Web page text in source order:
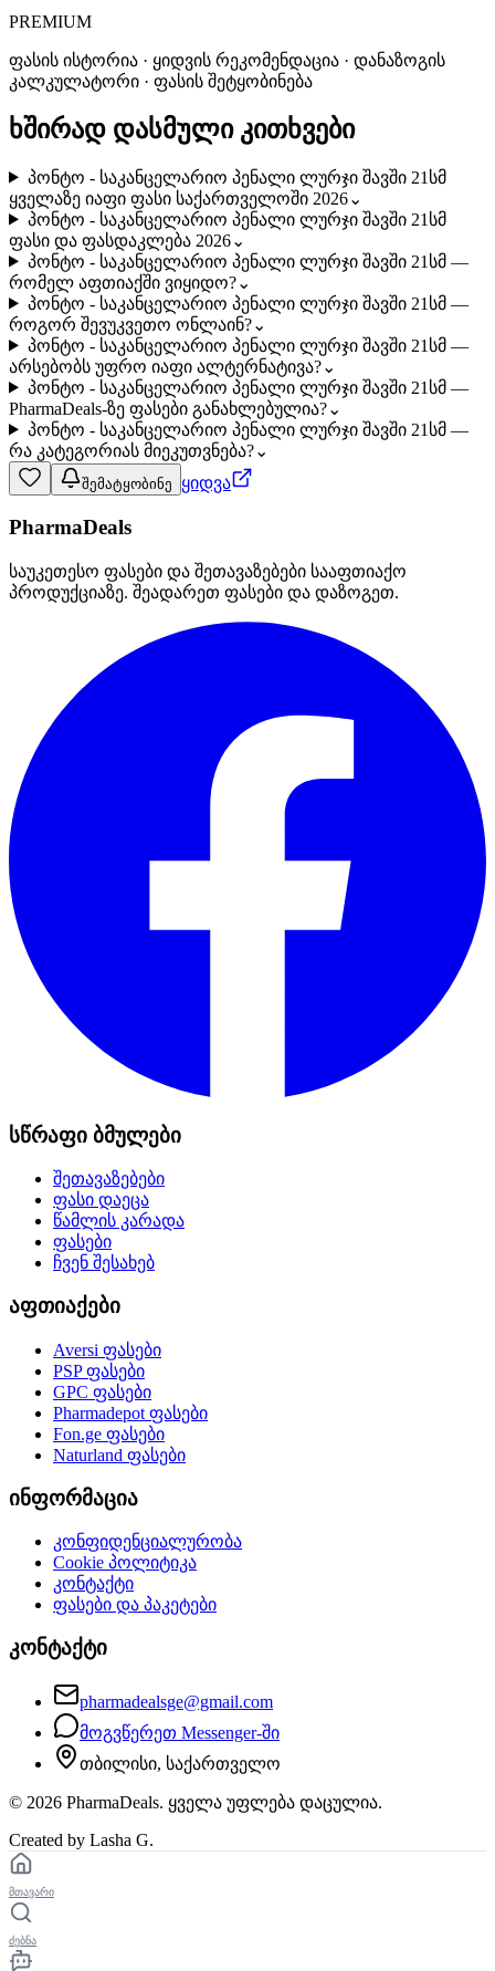
PREMIUM
ფასის ისტორია · ყიდვის რეკომენდაცია · დანაზოგის
კალკულატორი · ფასის შეტყობინება
ხშირად დასმული კითხვები
პონტო - საკანცელარიო პენალი ლურჯი შავში 21სმ
ყველაზე იაფი ფასი საქართველოში 2026⌄
პონტო - საკანცელარიო პენალი ლურჯი შავში 21სმ
ფასი და ფასდაკლება 2026⌄
პონტო - საკანცელარიო პენალი ლურჯი შავში 21სმ —
რომელ აფთიაქში ვიყიდო?⌄
პონტო - საკანცელარიო პენალი ლურჯი შავში 21სმ —
როგორ შევუკვეთო ონლაინ?⌄
პონტო - საკანცელარიო პენალი ლურჯი შავში 21სმ —
არსებობს უფრო იაფი ალტერნატივა?⌄
პონტო - საკანცელარიო პენალი ლურჯი შავში 21სმ —
PharmaDeals-ზე ფასები განახლებულია?⌄
პონტო - საკანცელარიო პენალი ლურჯი შავში 21სმ —
რა კატეგორიას მიეკუთვნება?⌄
შემატყობინე ყიდვა
PharmaDeals
საუკეთესო ფასები და შეთავაზებები სააფთიაქო
პროდუქციაზე. შეადარეთ ფასები და დაზოგეთ.
სწრაფი ბმულები
შეთავაზებები
ფასი დაეცა
წამლის კარადა
ფასები
ჩვენ შესახებ
აფთიაქები
Aversi ფასები
PSPფასები
GPC ფასები
Pharmadepot ფასები
Fon.ge ფასები
Naturland ფასები
ინფორმაცია
კონფიდენციალურობა
Cookie პოლიტიკა
კონტაქტი
ფასები და პაკეტები
კონტაქტი
pharmadealsge@gmail.com
მოგვწერეთ Messenger-ში
თბილისი, საქართველო
© 2026 PharmaDeals. ყველა უფლება დაცულია.
Created by Lasha G.
მთავარი
ძებნა